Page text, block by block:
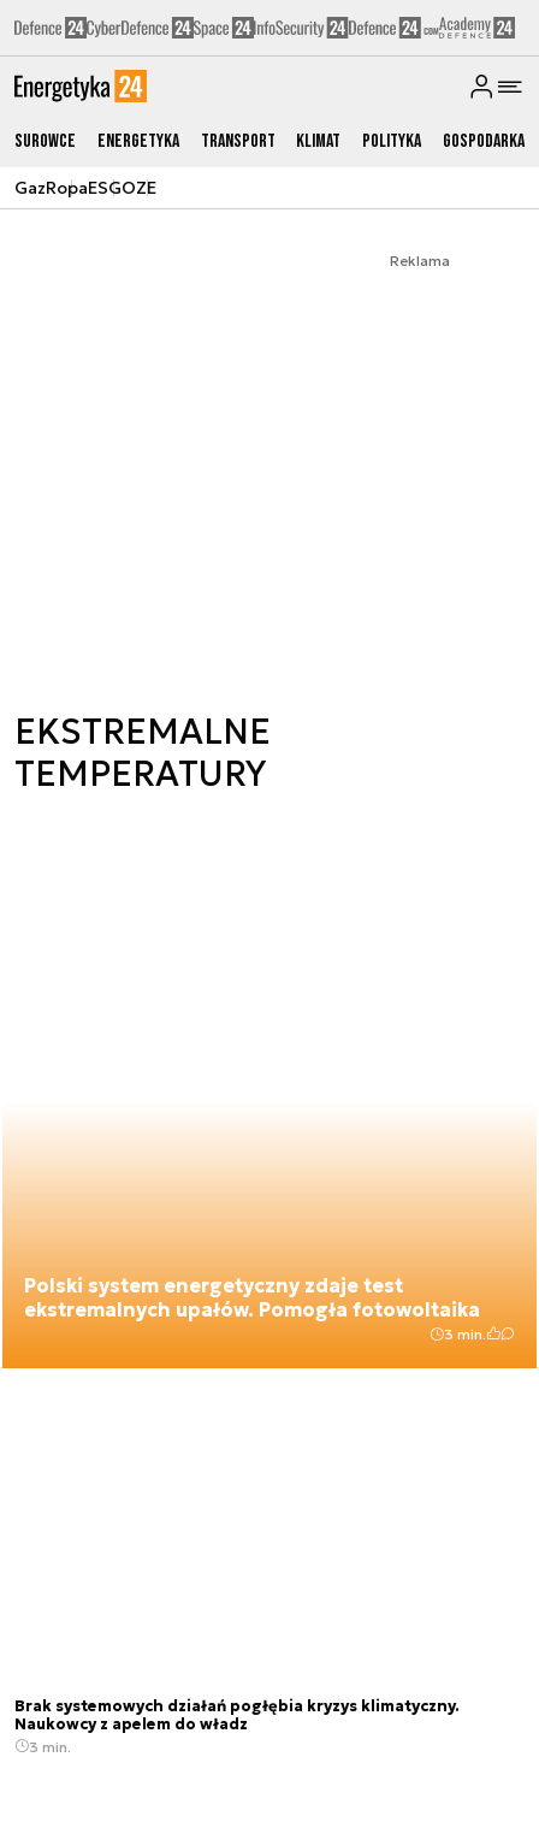
Surowce Energetyka Transport Klimat Polityka Gospodarka
GazRopaESGOZE
Reklama
EKSTREMALNE
TEMPERATURY
Polski system energetyczny zdaje test
ekstremalnych upałów. Pomogła fotowoltaika
3 min.
Brak systemowych działań pogłębia kryzys klimatyczny.
Naukowcy z apelem do władz
3 min.